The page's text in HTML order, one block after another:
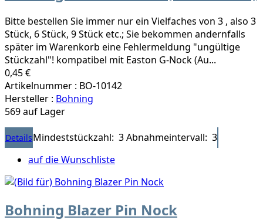
Bitte bestellen Sie immer nur ein Vielfaches von 3 , also 3
Stück, 6 Stück, 9 Stück etc.; Sie bekommen andernfalls
später im Warenkorb eine Fehlermeldung "ungültige
Stückzahl"! kompatibel mit Easton G-Nock (Au...
0,45 €
Artikelnummer : BO-10142
Hersteller : Bohning
569 auf Lager
DetailsMindeststückzahl: 3Abnahmeintervall: 3
auf die Wunschliste
Bohning Blazer Pin Nock